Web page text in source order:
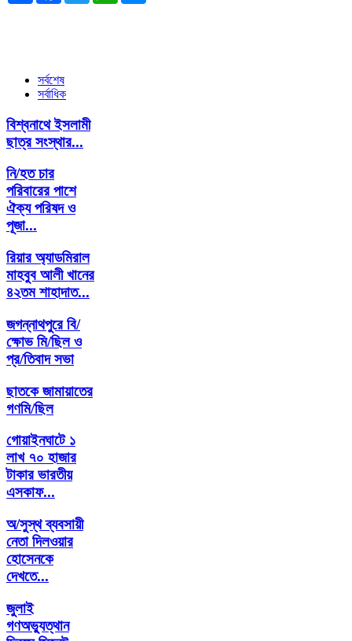
সর্বশেষ
সর্বাধিক
বিশ্বনাথে ইসলামী
ছাত্র সংস্থার...
নি/হত চার
পরিবারের পাশে
ঐক্য পরিষদ ও
পূজা...
রিয়ার অ্যাডমিরাল
মাহবুব আলী খানের
৪২তম শাহাদাত...
জগন্নাথপুরে বি/
ক্ষোভ মি/ছিল ও
প্র/তিবাদ সভা
ছাতকে জামায়াতের
গণমি/ছিল
গোয়াইনঘাটে ১
লাখ ৭০ হাজার
টাকার ভারতীয়
এসকাফ...
অ/সুস্থ ব্যবসায়ী
নেতা দিলওয়ার
হোসেনকে
দেখতে...
জুলাই
গণঅভ্যুত্থান